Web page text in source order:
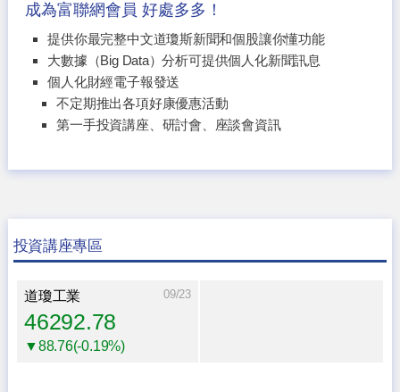
成為富聯網會員 好處多多！
提供你最完整中文道瓊斯新聞和個股讓你懂功能
大數據（Big Data）分析可提供個人化新聞訊息
個人化財經電子報發送
不定期推出各項好康優惠活動
第一手投資講座、研討會、座談會資訊
投資講座專區
道瓊工業 09/23
46292.78
▼88.76(-0.19%)